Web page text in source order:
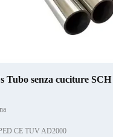
Tubo senza cuciture
CE TUV AD2000